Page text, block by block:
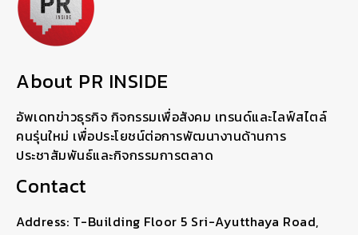
About PR INSIDE
อัพเดทข่าวธุรกิจ กิจกรรมเพื่อสังคม เทรนด์และไลฟ์สไตล์
คนรุ่นใหม่ เพื่อประโยชน์ต่อการพัฒนางานด้านการ
ประชาสัมพันธ์และกิจกรรมการตลาด
Contact
Address: T-Building Floor 5 Sri-Ayutthaya Road,